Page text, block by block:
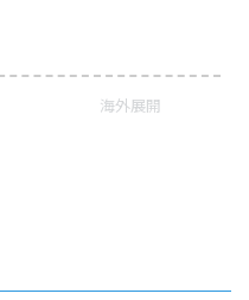
海外展開